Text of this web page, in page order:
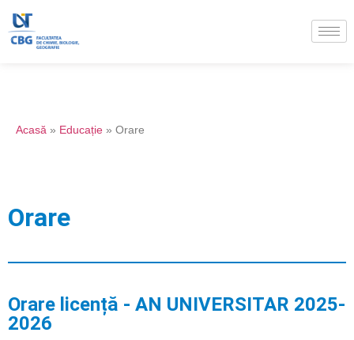
Acasă » Educație » Orare
Orare
Orare licență - AN UNIVERSITAR 2025-
2026